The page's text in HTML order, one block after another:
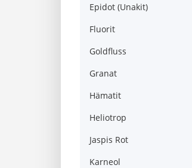
Epidot (Unakit)
Fluorit
Goldfluss
Granat
Hämatit
Heliotrop
Jaspis Rot
Karneol